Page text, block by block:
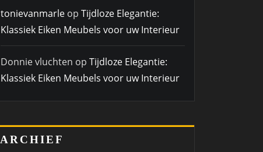
tonievanmarle op Tijdloze Elegantie:
Klassiek Eiken Meubels voor uw Interieur
Donnie vluchten op Tijdloze Elegantie:
Klassiek Eiken Meubels voor uw Interieur
ARCHIEF